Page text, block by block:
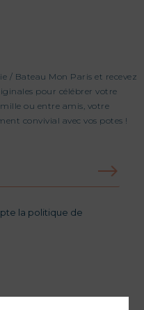
/ Bateau Mon Paris et recevez
pour célébrer votre
ou entre amis, votre
convivial avec vos potes !
la politique de